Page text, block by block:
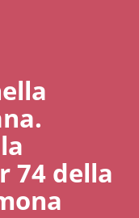
74 della